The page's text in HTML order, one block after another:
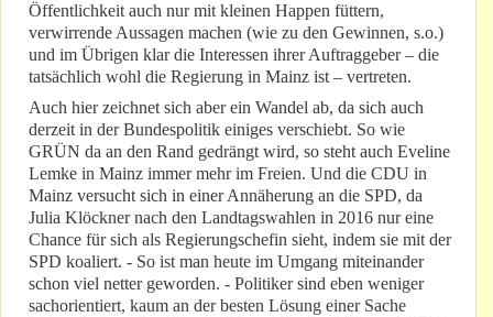
Öffentlichkeit auch nur mit kleinen Happen füttern,
verwirrende Aussagen machen (wie zu den Gewinnen, s.o.)
und im Übrigen klar die Interessen ihrer Auftraggeber – die
tatsächlich wohl die Regierung in Mainz ist – vertreten.
Auch hier zeichnet sich aber ein Wandel ab, da sich auch
derzeit in der Bundespolitik einiges verschiebt. So wie
GRÜN da an den Rand gedrängt wird, so steht auch Eveline
Lemke in Mainz immer mehr im Freien. Und die CDU in
Mainz versucht sich in einer Annäherung an die SPD, da
Julia Klöckner nach den Landtagswahlen in 2016 nur eine
Chance für sich als Regierungschefin sieht, indem sie mit der
SPD koaliert. - So ist man heute im Umgang miteinander
schon viel netter geworden. - Politiker sind eben weniger
sachorientiert, kaum an der besten Lösung einer Sache